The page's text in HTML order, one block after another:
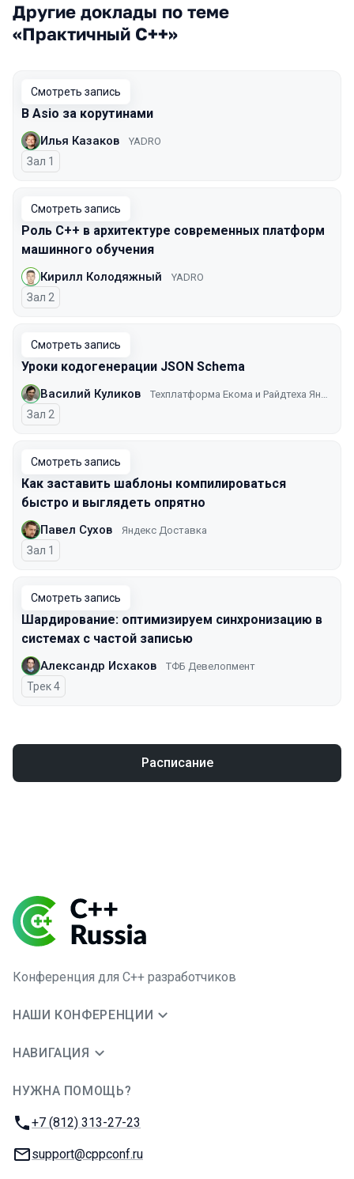
Другие доклады по теме
«Практичный С++»
Смотреть запись
В Asio за корутинами
Илья Казаков YADRO
Зал 1
Смотреть запись
Роль C++ в архитектуре современных платформ
машинного обучения
Кирилл Колодяжный YADRO
Зал 2
Смотреть запись
Уроки кодогенерации JSON Schema
Василий Куликов
Зал 2
Смотреть запись
Как заставить шаблоны компилироваться
быстро и выглядеть опрятно
Павел Сухов Яндекс Доставка
Зал 1
Смотреть запись
Шардирование: оптимизируем синхронизацию в
системах с частой записью
Александр Исхаков ТФБ Девелопмент
Трек 4
Расписание
Конференция для C++ разработчиков
НАШИ КОНФЕРЕНЦИИ
НАВИГАЦИЯ
НУЖНА ПОМОЩЬ?
Телефон:
+7 (812) 313-27-23
E-mail:
support@cppconf.ru